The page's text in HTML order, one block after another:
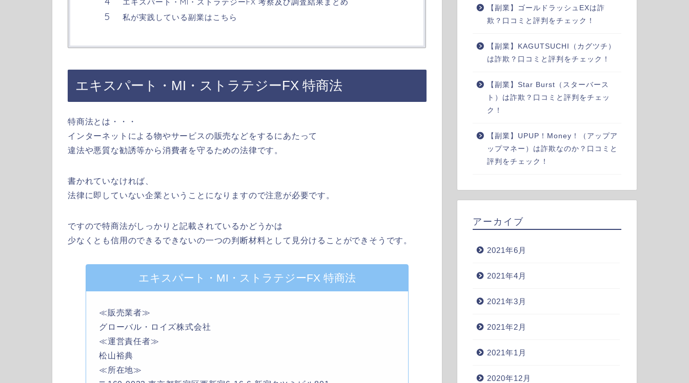
エキスパート・MI・ストラテジーFX 考察及び調査結果まとめ
私が実践している副業はこちら
エキスパート・MI・ストラテジーFX 特商法
特商法とは・・・
インターネットによる物やサービスの販売などをするにあたって
違法や悪質な勧誘等から消費者を守るための法律です。
書かれていなければ、
法律に即していない企業ということになりますので注意が必要です。
ですので特商法がしっかりと記載されているかどうかは
少なくとも信用のできるできないの一つの判断材料として見分けることができそうです。
エキスパート・MI・ストラテジーFX 特商法
≪販売業者≫
グローバル・ロイズ株式会社
≪運営責任者≫
松山裕典
≪所在地≫
【副業】ゴールドラッシュEXは詐
欺？口コミと評判をチェック！
【副業】KAGUTSUCHI（カグツチ）
は詐欺？口コミと評判をチェック！
【副業】Star Burst（スターバース
ト）は詐欺？口コミと評判をチェッ
ク！
【副業】UPUP！Money！（アップア
ップマネー）は詐欺なのか？口コミと
評判をチェック！
アーカイブ
2021年6月
2021年4月
2021年3月
2021年2月
2021年1月
2020年12月